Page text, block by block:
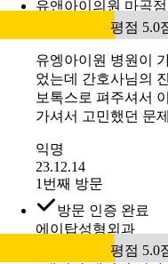
러 받았었는데 그때
는데 ㅠㅠ 시간 지날
때 좀 더 꼼꼼하게 얘
먼저 제가 말하지 않
다 ㅎ.ㅎ 마취는 주
고 있는거라 시간도
익명
24.06.18
1번째 방문
유앤아이의원 마곡점
평점 5.0